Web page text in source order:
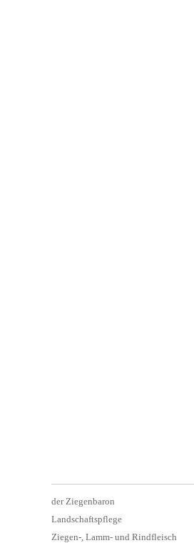
der Ziegenbaron
Landschaftspflege
Ziegen-, Lamm- und Rindfleisch